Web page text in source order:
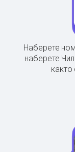
Наберете
наберете
както